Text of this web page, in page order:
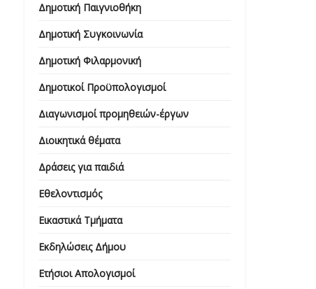
Δημοτική Παιγνιοθήκη
Δημοτική Συγκοινωνία
Δημοτική Φιλαρμονική
Δημοτικοί Προϋπολογισμοί
Διαγωνισμοί προμηθειών-έργων
Διοικητικά θέματα
Δράσεις για παιδιά
Εθελοντισμός
Εικαστικά Τμήματα
Εκδηλώσεις Δήμου
Ετήσιοι Απολογισμοί